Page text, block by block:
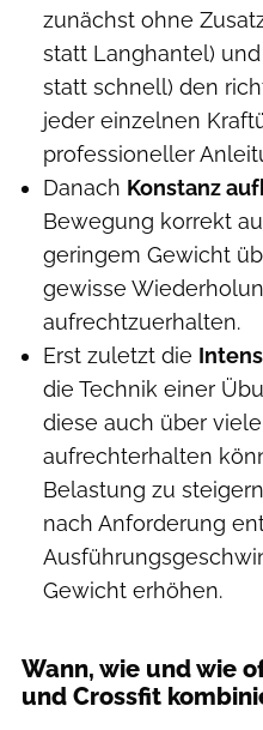
zunächst ohne
statt Langhantel)
statt schnell) den
jeder einzelnen
professioneller
Danach Konstanz
Bewegung korrekt
geringem Gewicht
gewisse
aufrechtzuerhalten.
Erst zuletzt die
die Technik einer
diese auch über
aufrechterhalten
Belastung zu
nach Anforderung
Gewicht erhöhen.
Wann, wie und wie
und Crossfit